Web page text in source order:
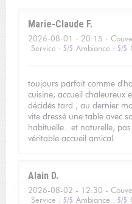
Marie-Claude F
2026-08-01 - 20:15 -
Service : 5/5 Ambiance : 5/5
toujours parfait comme
cuisine, accueil chaleureux
décidés tard , au dernier
vite dressé une table avec
habituelle...et naturelle,
véritable accueil amical.
Alain D
2026-08-02 - 12:30 -
Service : 5/5 Ambiance : 5/5